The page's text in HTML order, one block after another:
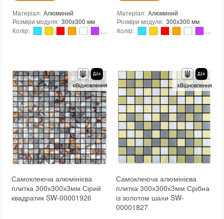
Матеріал: Алюминий
Розміри модуля: 300x300 мм
Колір:
Основа: Самоклейка
Призначення:
В інтер'єрі, Для лазні, Для басейну, Для ванної кімнати та туалету, Для вітальні, Для душової, Для кухні, Для спальні, Для фартуха
Вага модуля: 0.2 кг
Товщина чіпа: 3 мм
Площа модуля: 0,09 м²
Країна виробника: Китай
Бренд: Sticker Wall
Тип поверхні: Матова
Колір виробника:
Різнокольоровий
: новий
: Зі знижкою
Матеріал: Алюминий
Розміри модуля: 300x300 мм
Колір:
Основа: Самоклейка
Призначення:
В інтер'єрі, Для лазні, Для басейну, Для ванної кімнати та туалету, Для вітальні, Для душової, Для кухні, Для спальні, Для фартуха
Вага модуля: 0.2 кг
Товщина чіпа: 3 мм
Площа модуля: 0,09 м²
Країна виробника: Китай
Бренд: Sticker Wall
Тип поверхні: Матова
Колір виробника:
Різнокольоровий
новий
Зі знижкою
Самоклеюча алюмінієва
плитка 300х300х3мм Сірий
квадратик SW-00001926
Самоклеюча алюмінієва
плитка 300х300х3мм Срібна
із золотом шахи SW-
00001827